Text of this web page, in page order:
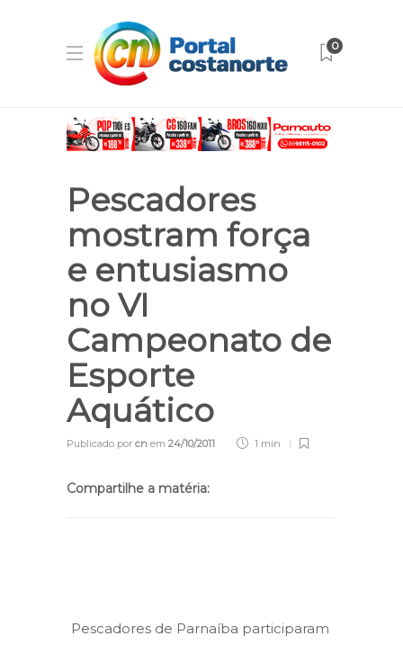
0
Pescadores
mostram força
e entusiasmo
no VI
Campeonato de
Esporte
Aquático
Publicado por cn em 24/10/2011 1 min
Compartilhe a matéria:
Pescadores de Parnaíba participaram